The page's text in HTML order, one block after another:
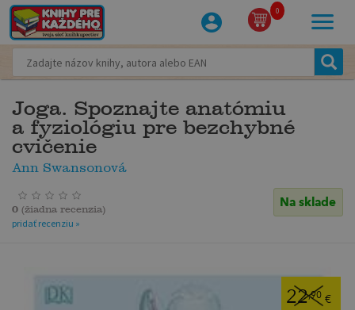
0
Joga. Spoznajte anatómiu
a fyziológiu pre bezchybné
cvičenie
Ann Swansonová
Na sklade
0 (žiadna recenzia)
pridať recenziu »
22,90 €